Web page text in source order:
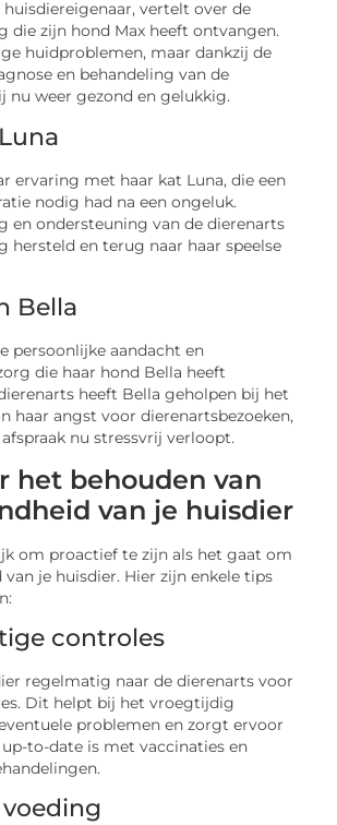
huisdiereigenaar, vertelt over de
die zijn hond Max heeft ontvangen.
huidproblemen, maar dankzij de
en behandeling van de
nu weer gezond en gelukkig.
ervaring met haar kat Luna, die een
nodig had na een ongeluk.
en ondersteuning van de dierenarts
hersteld en terug naar haar speelse
Bella
persoonlijke aandacht en
die haar hond Bella heeft
heeft Bella geholpen bij het
haar angst voor dierenartsbezoeken,
nu stressvrij verloopt.
het behouden van
van je huisdier
om proactief te zijn als het gaat om
van je huisdier. Hier zijn enkele tips
controles
regelmatig naar de dierenarts voor
Dit helpt bij het vroegtijdig
problemen en zorgt ervoor
to-date is met vaccinaties en